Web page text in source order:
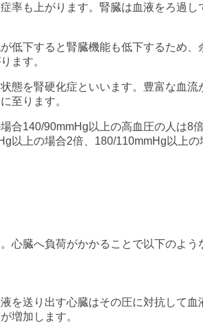
率も上がります。腎臓は血液をろ過
低下すると腎臓機能も低下するため
ます。
態を腎硬化症といいます。豊富な血
至ります。
合140/90mmHg以上の高血圧の人は
以上の場合2倍、180/110mmHg以上
心臓へ負荷がかかることで以下のよ
を送り出す心臓はその圧に対抗して
増加します。